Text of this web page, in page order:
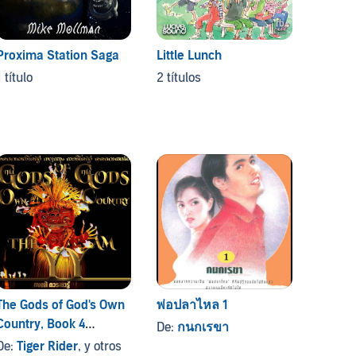
Station Saga
título
Little Lunch
2 títulos
Gods of God's Own
Book 4
Edition)
Tiger Rider, y otros
พ่อปลาไหล 1
De: กนกเรขา